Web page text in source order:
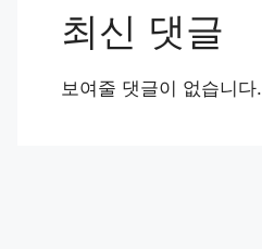
최신 댓글
보여줄 댓글이 없습니다.